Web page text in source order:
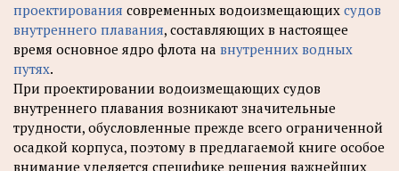
проектирования современных водоизмещающих судов
внутреннего плавания, составляющих в настоящее
время основное ядро флота на внутренних водных
путях.
При проектировании водоизмещающих судов
внутреннего плавания возникают значительные
трудности, обусловленные прежде всего ограниченной
осадкой корпуса, поэтому в предлагаемой книге особое
внимание уделяется специфике решения важнейших